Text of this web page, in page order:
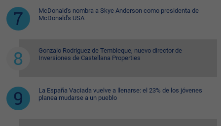
McDonald's nombra a Skye Anderson como presidenta de
McDonald's USA
Gonzalo Rodríguez de Tembleque, nuevo director de
Inversiones de Castellana Properties
La España Vaciada vuelve a llenarse: el 23% de los jóvenes
planea mudarse a un pueblo